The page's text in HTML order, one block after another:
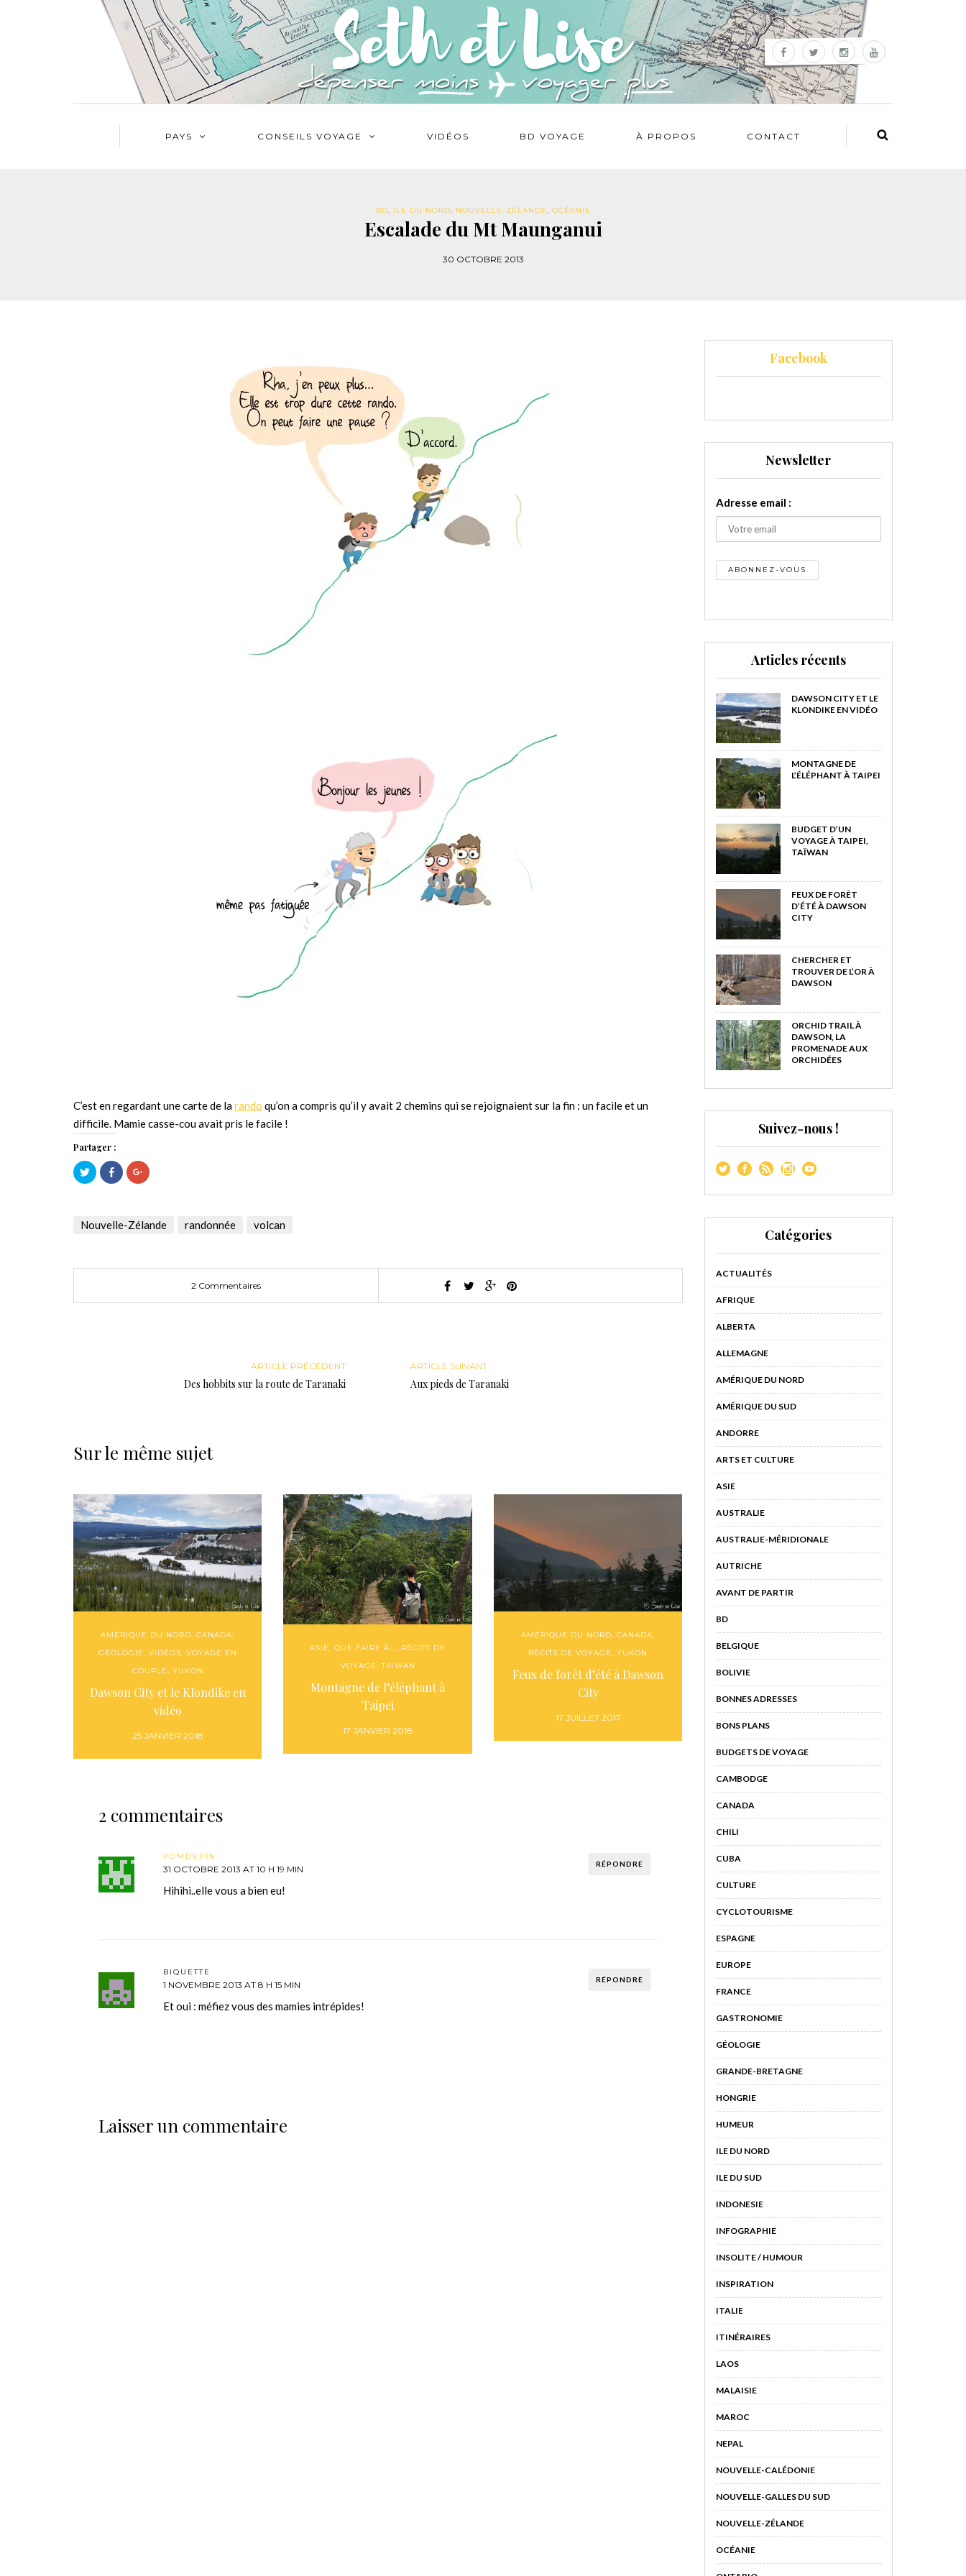
PAYS CONSEILS VOYAGE VIDÉOS BD VOYAGE À PROPOS CONTACT
BD, ILE DU NORD, NOUVELLE-ZÉLANDE, OCÉANIE
Escalade du Mt Maunganui
30 OCTOBRE 2013
C’est en regardant une carte de larando qu’on a compris qu’il y avait 2 chemins qui se rejoignaient sur la fin : un facile et un
difficile. Mamie casse-cou avait pris le facile !
Partager :
Cliquez
pour
partager
une
nouvelle
Cliquez
pour
partager
une
nouvelle
Cliquez
pour
dans
une
Nouvelle-Zélande randonnée volcan
2 Commentaires
ARTICLE PRÉCÉDENT
Des hobbits sur la route de Taranaki
ARTICLE SUIVANT
Aux pieds de Taranaki
Sur le même sujet
AMÉRIQUE DU NORD,CANADA,
GÉOLOGIE, VIDÉOS, VOYAGE EN
COUPLE, YUKON
Dawson City et le Klondike en
vidéo
25 JANVIER 2018
ASIE,QUE FAIRE À..., RÉCITS DE
VOYAGE,TAÏWAN
Montagne de l’éléphant à
Taipei
17 JANVIER 2018
AMÉRIQUE DU NORD,CANADA,
RÉCITS DE VOYAGE,YUKON
Feux de forêt d’été à Dawson
City
17 JUILLET 2017
2 commentaires
RÉPONDRE
POMDEPIN
31 OCTOBRE 2013 AT 10 H 19 MIN
Hihihi..elle vous a bien eu!
RÉPONDRE
BIQUETTE
1 NOVEMBRE 2013 AT 8 H 15 MIN
Et oui : méfiez vous des mamies intrépides!
Laisser un commentaire
Facebook
Newsletter
Adresse email :
Articles récents
DAWSON CITY ET LE
KLONDIKE EN VIDÉO
MONTAGNE DE
L’ÉLÉPHANT À TAIPEI
BUDGET D’UN
VOYAGE À TAIPEI,
TAÏWAN
FEUX DE FORÊT
D’ÉTÉ À DAWSON
CITY
CHERCHER ET
TROUVER DE L’OR À
DAWSON
ORCHID TRAIL À
DAWSON, LA
PROMENADE AUX
ORCHIDÉES
Suivez-nous !
Catégories
ACTUALITÉS
AFRIQUE
ALBERTA
ALLEMAGNE
AMÉRIQUE DU NORD
AMÉRIQUE DU SUD
ANDORRE
ARTS ET CULTURE
ASIE
AUSTRALIE
AUSTRALIE-MÉRIDIONALE
AUTRICHE
AVANT DE PARTIR
BD
BELGIQUE
BOLIVIE
BONNES ADRESSES
BONS PLANS
BUDGETS DE VOYAGE
CAMBODGE
CANADA
CHILI
CUBA
CULTURE
CYCLOTOURISME
ESPAGNE
EUROPE
FRANCE
GASTRONOMIE
GÉOLOGIE
GRANDE-BRETAGNE
HONGRIE
HUMEUR
ILE DU NORD
ILE DU SUD
INDONESIE
INFOGRAPHIE
INSOLITE / HUMOUR
INSPIRATION
ITALIE
ITINÉRAIRES
LAOS
MALAISIE
MAROC
NEPAL
NOUVELLE-CALÉDONIE
NOUVELLE-GALLES DU SUD
NOUVELLE-ZÉLANDE
OCÉANIE